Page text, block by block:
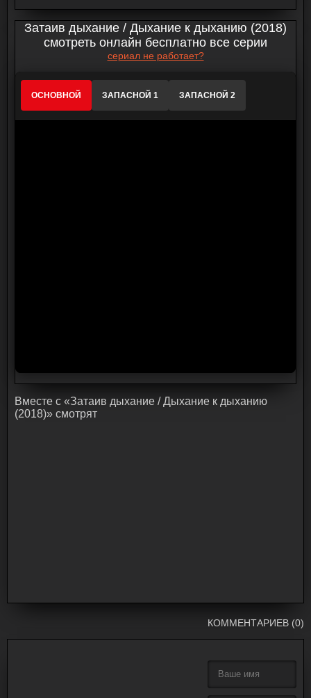
Затаив дыхание / Дыхание к дыханию (2018)
смотреть онлайн бесплатно все серии
сериал не работает?
ОСНОВНОЙ ЗАПАСНОЙ 1 ЗАПАСНОЙ 2
Bмecтe c «Затаив дыхание / Дыхание к дыханию
(2018)» cмoтpят
КОММЕНТАРИЕВ (0)